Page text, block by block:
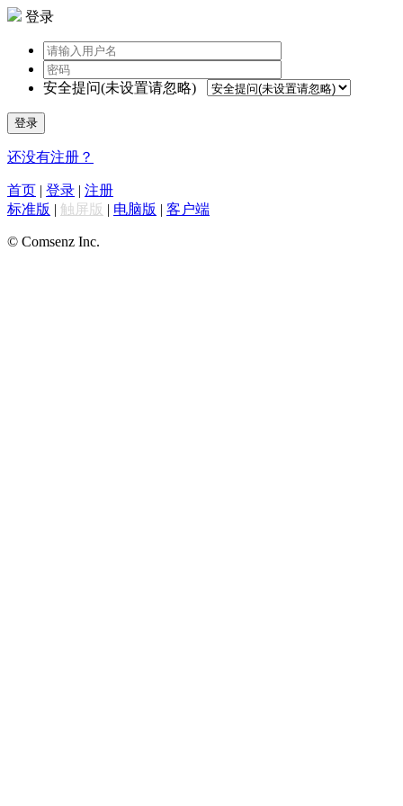
登录
安全提问(未设置请忽略)
登录
还没有注册？
首页 | 登录 | 注册
标准版 | 触屏版 | 电脑版 | 客户端
© Comsenz Inc.